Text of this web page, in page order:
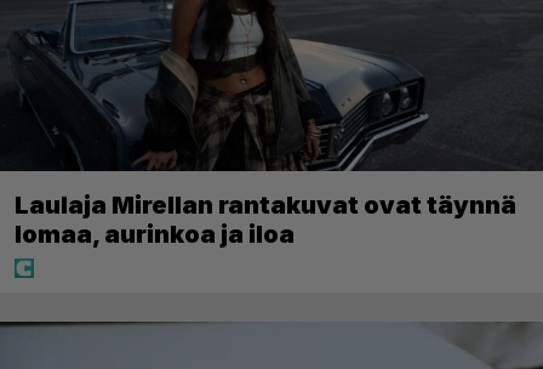
Laulaja Mirellan rantakuvat ovat täynnä
lomaa, aurinkoa ja iloa